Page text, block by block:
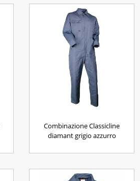
Combinazione Classicline
diamant grigio azzurro